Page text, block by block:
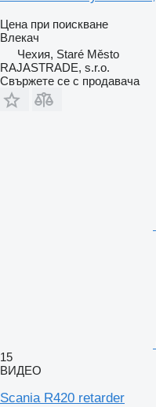
Цена при поискване
Влекач
Чехия, Staré Město
RAJASTRADE, s.r.o.
Свържете се с продавача
15
ВИДЕО
Scania R420 retarder